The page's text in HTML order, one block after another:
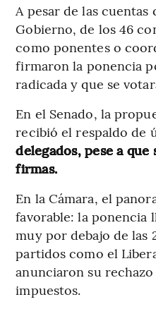
A pesar de las cuentas
Gobierno, de los 46
como ponentes o
firmaron la ponencia
radicada y que se
En el Senado, la
recibió el respaldo de
delegados, pese a que
firmas.
En la Cámara, el
favorable: la ponencia
muy por debajo de las
partidos como el
anunciaron su
impuestos.